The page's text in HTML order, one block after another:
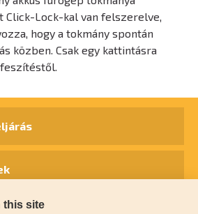
Click-Lock-kal van felszerelve,
hogy a tokmány spontán
közben. Csak egy kattintásra
this site